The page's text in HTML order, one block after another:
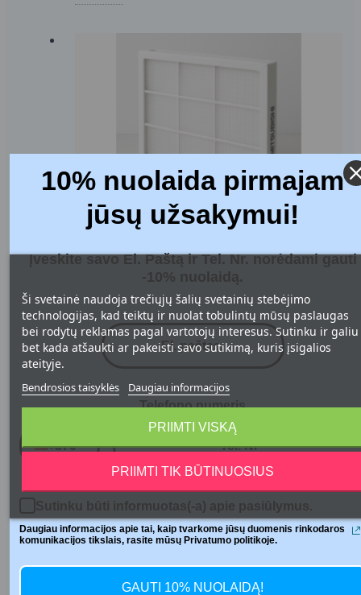
TIPAI, PRIVALUMAI IR KAIP IŠSIRINKTI
GERIAUSIUS
1916 Peržiūros
Rekuperatorius – tai ventiliacijos sistema su šilumos
atgavimu, kuri užtikrina šviežio oro tiekimą, kartu
išsaugodama šilumą. Mitsubishi rekuperatorių sistemos yra
patikimumo. Tačiau net ir geriausia sistema negali
filtrai atlieka kritinį vaidmenį užtikrinant gerą oro kokybę
patalpose ir sistemos efektyvumą.
Read more
Ši svetainė naudoja trečiųjų šalių svetainių stebėjimo
technologijas, kad teiktų ir nuolat tobulintų mūsų paslaugas
bei rodytų reklamas pagal vartotojų interesus. Sutinku ir galiu
bet kada atšaukti ar pakeisti savo sutikimą, kuris įsigalios
ateityje.
Bendrosios taisyklės Daugiau informacijos
PRIIMTI TIK BŪTINUOSIUS
PRIIMTI VISKĄ
10% nuolaida pirmajam
jūsų užsakymui!
Įveskite savo El. Paštą ir Tel. Nr. norėdami gauti
-10% nuolaidą.
Telefono numeris
+370
Sutinku būti informuotas(-a) apie pasiūlymus.
Daugiau informacijos apie tai, kaip tvarkome jūsų duomenis rinkodaros
komunikacijos tikslais, rasite mūsų Privatumo politikoje.
GAUTI 10% NUOLAIDĄ!